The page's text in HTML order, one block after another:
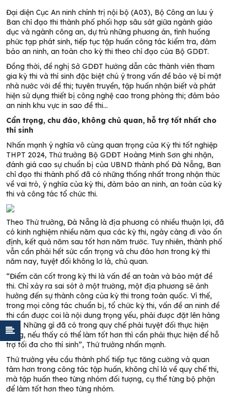
Đại diện Cục An ninh chính trị nội bộ (A03), Bộ Công an lưu ý
Ban chỉ đạo thi thành phố phối hợp sâu sát giữa ngành giáo
dục và ngành công an, dự trù những phương án, tình huống
phức tạp phát sinh, tiếp tục tập huấn công tác kiểm tra, đảm
bảo an ninh, an toàn cho kỳ thi theo chỉ đạo của Bộ GDĐT.
Đồng thời, đề nghị Sở GDĐT hướng dẫn các thành viên tham
gia kỳ thi và thí sinh đặc biệt chú ý trong vấn đề bảo vệ bí mật
nhà nước với đề thi; tuyên truyền, tập huấn nhận biết và phát
hiện sử dụng thiết bị công nghệ cao trong phòng thi; đảm bảo
an ninh khu vực in sao đề thi…
Cẩn trọng, chu đáo, không chủ quan, hỗ trợ tốt nhất cho
thí sinh
Nhấn mạnh ý nghĩa vô cùng quan trọng của Kỳ thi tốt nghiệp
THPT 2024, Thứ trưởng Bộ GDĐT Hoàng Minh Sơn ghi nhận,
đánh giá cao sự chuẩn bị của UBND thành phố Đà Nẵng, Ban
chỉ đạo thi thành phố đã có những thống nhất trong nhận thức
về vai trò, ý nghĩa của kỳ thi, đảm bảo an ninh, an toàn của kỳ
thi và công tác tổ chức thi.
Theo Thứ trưởng, Đà Nẵng là địa phương có nhiều thuận lợi, đã
có kinh nghiệm nhiều năm qua các kỳ thi, ngày càng đi vào ổn
định, kết quả năm sau tốt hơn năm trước. Tuy nhiên, thành phố
vẫn cần phải hết sức cẩn trọng và chu đáo hơn trong kỳ thi
năm nay, tuyệt đối không lơ là, chủ quan.
“Điểm căn cốt trong kỳ thi là vấn đề an toàn và bảo mật đề
thi. Chỉ xảy ra sai sót ở một trường, một địa phương sẽ ảnh
hưởng đến sự thành công của kỳ thi trong toàn quốc. Vì thế,
trong mọi công tác chuẩn bị, tổ chức kỳ thi, vấn đề an ninh đề
thi cần được coi là nội dung trọng yếu, phải được đặt lên hàng
đầu. Những gì đã có trong quy chế phải tuyệt đối thực hiện
đúng, nếu thấy có thể làm tốt hơn thì cần phải thực hiện để hỗ
trợ tối đa cho thí sinh”, Thứ trưởng nhấn mạnh.
Thứ trưởng yêu cầu thành phố tiếp tục tăng cường và quan
tâm hơn trong công tác tập huấn, không chỉ là về quy chế thi,
mà tập huấn theo từng nhóm đối tượng, cụ thể từng bộ phận
để làm tốt hơn theo từng nhóm.